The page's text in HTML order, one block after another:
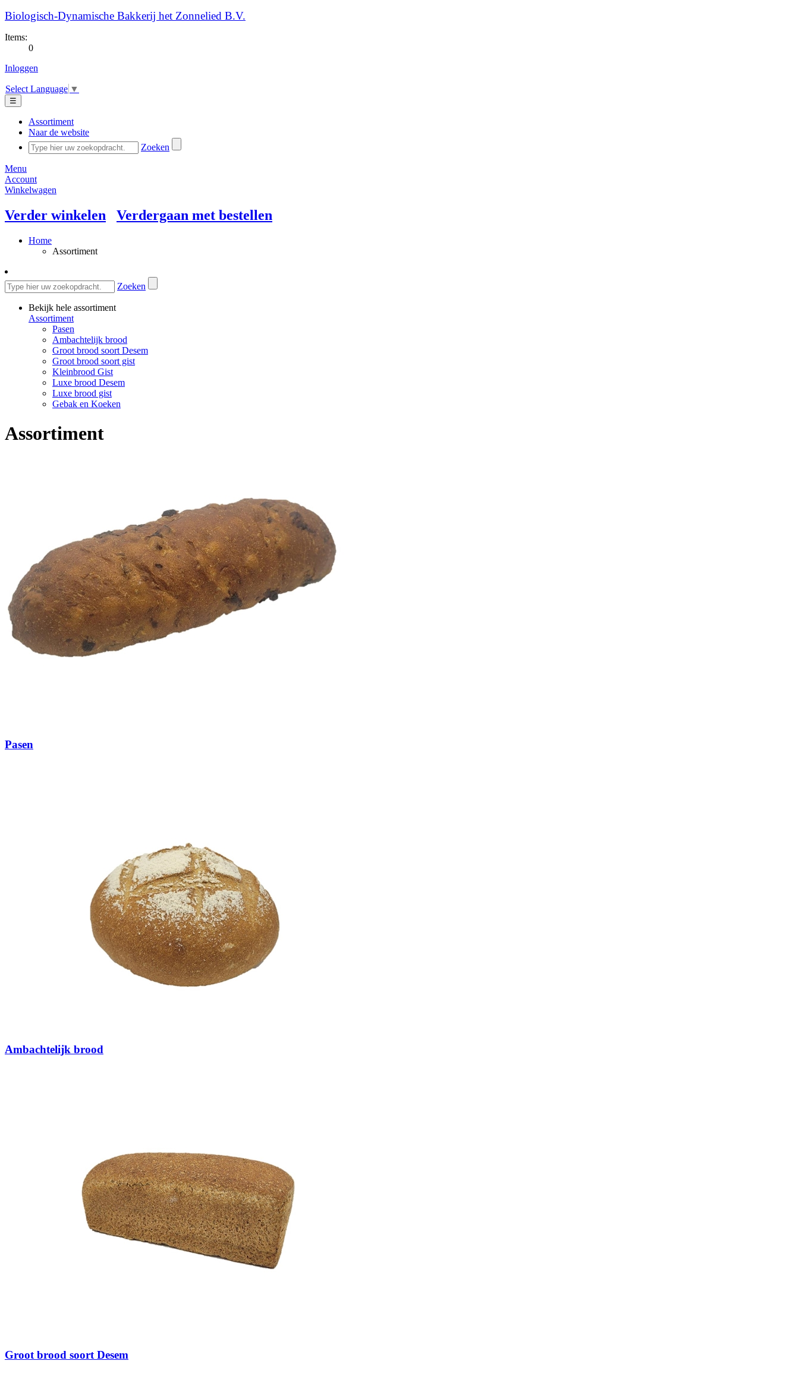
Biologisch-Dynamische Bakkerij het Zonnelied B.V.
Items:
0
Inloggen
Select Language ▼
☰
Assortiment
Naar de website
Zoeken
Menu
Account
Winkelwagen
Verder winkelen Verdergaan met bestellen
Home
Assortiment
Zoeken
Bekijk hele assortiment
Assortiment
Pasen
Ambachtelijk brood
Groot brood soort Desem
Groot brood soort gist
Kleinbrood Gist
Luxe brood Desem
Luxe brood gist
Gebak en Koeken
Assortiment
Pasen
Ambachtelijk brood
Groot brood soort Desem